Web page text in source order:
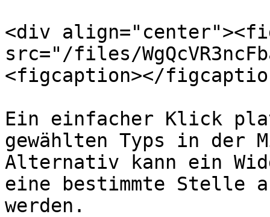
<div
src="/files/
<figcaption></
Ein einfacher Klick
gewählten Typs in
Alternativ kann ein
eine bestimmte Stelle
werden.